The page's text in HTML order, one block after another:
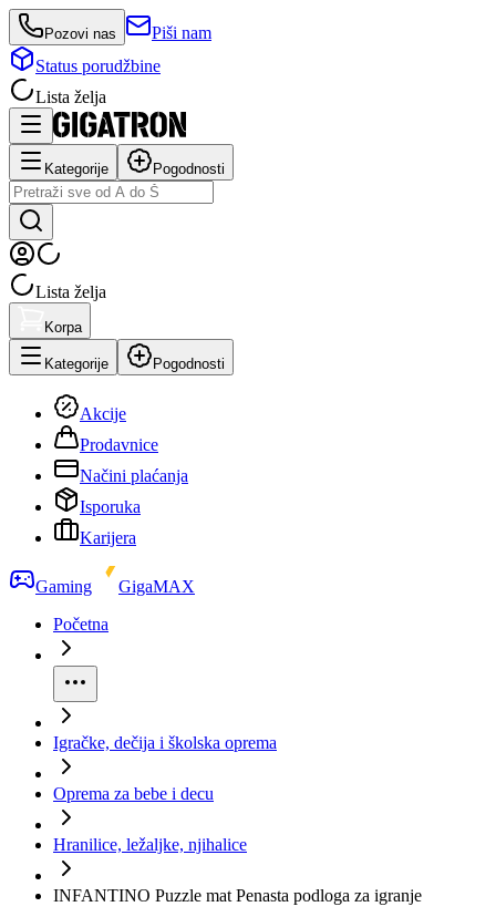
Pozovi nas
Piši nam
Status porudžbine
Lista želja
Kategorije Pogodnosti
Lista želja
Korpa
Kategorije Pogodnosti
Akcije
Prodavnice
Načini plaćanja
Isporuka
Karijera
Gaming
GigaMAX
Početna
Igračke, dečija i školska oprema
Oprema za bebe i decu
Hranilice, ležaljke, njihalice
INFANTINO Puzzle mat Penasta podloga za igranje